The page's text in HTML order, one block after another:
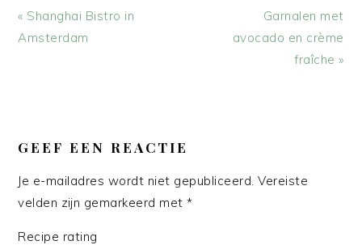
Vorig
bericht:
« Shanghai Bistro in
Amsterdam
Volgend
bericht:
Garnalen met
avocado en crème
fraîche »
INTERACTIES
GEEF EEN REACTIE
Je e-mailadres wordt niet gepubliceerd. Vereiste
velden zijn gemarkeerd met*
Recipe rating